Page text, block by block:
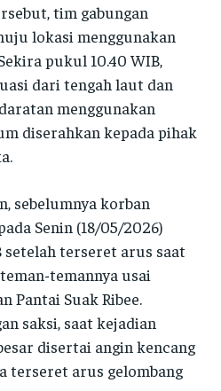
tim gabungan
lokasi menggunakan
pukul 10.40 WIB,
dari tengah laut dan
menggunakan
diserahkan kepada pihak
sebelumnya korban
Senin (18/05/2026)
setelah terseret arus saat
temannya usai
Pantai Suak Ribee.
saksi, saat kejadian
disertai angin kencang
terseret arus gelombang